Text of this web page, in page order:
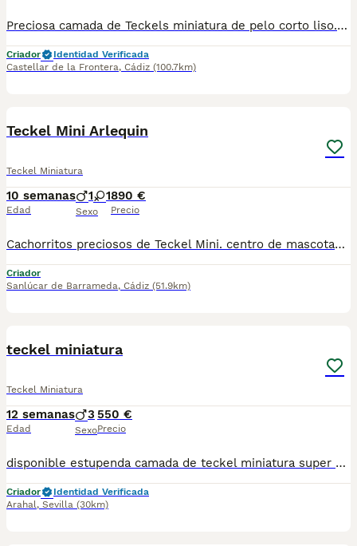
Preciosa camada de Teckels miniatura de pelo corto liso. Está compuesta por dos hembras merle/ arlequines plata y dos machos negro fuego. Nacieron la semana pasada de madre negra fuego mini y padre merle/arlequin plata. Se entregan con un mes y medio con sus vacunas y desparasitaciones. Más información 621325499 !!! EL PRECIO ES EL DE RESERVA QUE SE DESCUENTA DEL PRECIO FINAL !!!
Criador
Identidad Verificada
Castellar de la Frontera, Cádiz (100.7km)
Teckel Mini Arlequin
Teckel Miniatura
10 semanas
Edad
1 1
Sexo
890 €
Precio
Cachorritos preciosos de Teckel Mini. centro de mascotas con años de experiencia. Cuidamos diariamente a nuestros cachorritos. Entregamos con Revisión Veterinaria, Factura de compra, garantía vírica, formulario de reconocimiento de raza pura, junto con su cartilla de vacunación y desparasitacion al día de la entrega. Hacemos envíos a toda la península y Baleares. Transportamos y entregamos nosotros mismos a nuestros cachorros. Posibilidad de pago contrareembolso. Para más información no dude en contactar con nosotros. TLF: 649297709. Solo atiendo wasap o tlf. Gracias
Criador
Sanlúcar de Barrameda, Cádiz (51.9km)
teckel miniatura
Teckel Miniatura
12 semanas
Edad
3
Sexo
550 €
Precio
disponible estupenda camada de teckel miniatura super pequeño y super bonitos con una estructura impresionante estan vacunados desparasitado y con la cartilla del veterinario hacemos envio a toda españa con posibilidad de contrarembolso cachorros criado en ambiente familiar
Criador
Identidad Verificada
Arahal, Sevilla (30km)